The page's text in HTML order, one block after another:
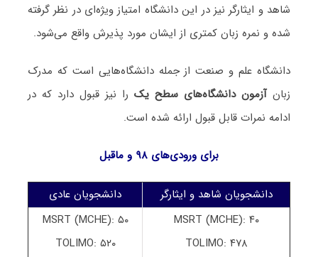
شاهد و ایثارگر نیز در این دانشگاه امتیاز ویژه‌ای در نظر گرفته
شده و نمره زبان کمتری از ایشان مورد پذیرش واقع می‌شود.
دانشگاه علم و صنعت از جمله دانشگاه‌هایی است که مدرک
زبانآزمون دانشگاه‌های سطح یکرا نیز قبول دارد که در
ادامه نمرات قابل قبول ارائه شده است.
برای ورودی‏‌های ۹۸ و ماقبل
دانشجویان شاهد و ایثارگر
دانشجویان عادی
MSRT (MCHE): ۴۰
TOLIMO: ۴۷۸
MSRT (MCHE): ۵۰
TOLIMO: ۵۲۰